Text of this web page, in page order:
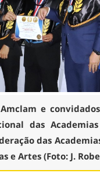
e
das
das
e Artes (Foto: J.